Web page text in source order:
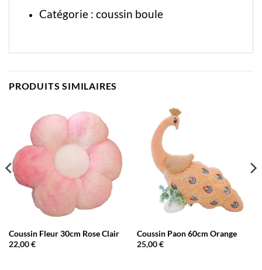
Catégorie : coussin boule
PRODUITS SIMILAIRES
Coussin Fleur 30cm Rose Clair
22,00€
Coussin Paon 60cm Orange
25,00€